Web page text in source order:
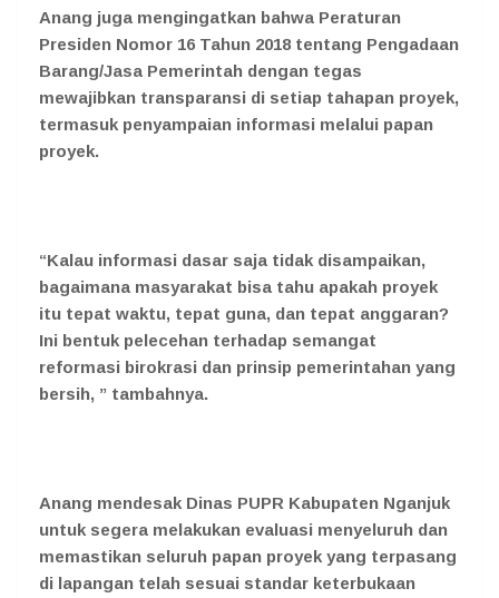
Anang juga mengingatkan bahwa Peraturan
Presiden Nomor 16 Tahun 2018 tentang Pengadaan
Barang/Jasa Pemerintah dengan tegas
mewajibkan transparansi di setiap tahapan proyek,
termasuk penyampaian informasi melalui papan
proyek.
“Kalau informasi dasar saja tidak disampaikan,
bagaimana masyarakat bisa tahu apakah proyek
itu tepat waktu, tepat guna, dan tepat anggaran?
Ini bentuk pelecehan terhadap semangat
reformasi birokrasi dan prinsip pemerintahan yang
bersih, ” tambahnya.
Anang mendesak Dinas PUPR Kabupaten Nganjuk
untuk segera melakukan evaluasi menyeluruh dan
memastikan seluruh papan proyek yang terpasang
di lapangan telah sesuai standar keterbukaan